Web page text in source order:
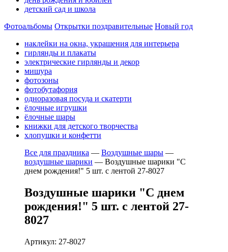
детский сад и школа
Фотоальбомы Открытки поздравительные Новый год
наклейки на окна, украшения для интерьера
гирлянды и плакаты
электрические гирлянды и декор
мишура
фотозоны
фотобутафория
одноразовая посуда и скатерти
ёлочные игрушки
ёлочные шары
книжки для детского творчества
хлопушки и конфетти
Все для праздника — Воздушные шары —
воздушные шарики — Воздушные шарики "С
днем рождения!" 5 шт. с лентой 27-8027
Воздушные шарики "С днем
рождения!" 5 шт. с лентой 27-
8027
Артикул: 27-8027